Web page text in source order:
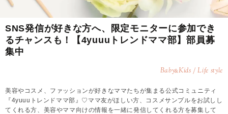
SNS発信が好きな方へ、限定モニターに参加でき
るチャンスも！【4yuuuトレンドママ部】部員募
集中
Baby&Kids / Life style
美容やコスメ、ファッションが好きなママたちが集まる公式コミュニティ
『4yuuuトレンドママ部』♡ママ友がほしい方、コスメサンプルをお試しし
てくれる方、美容やママ向けの情報を一緒に発信してくれる方を募集して